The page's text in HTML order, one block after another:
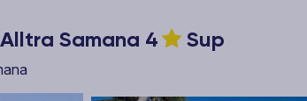
Samana 4 Sup